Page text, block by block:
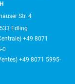
Str. 4
Edling
+49 8071
0
+49 8071 5995-